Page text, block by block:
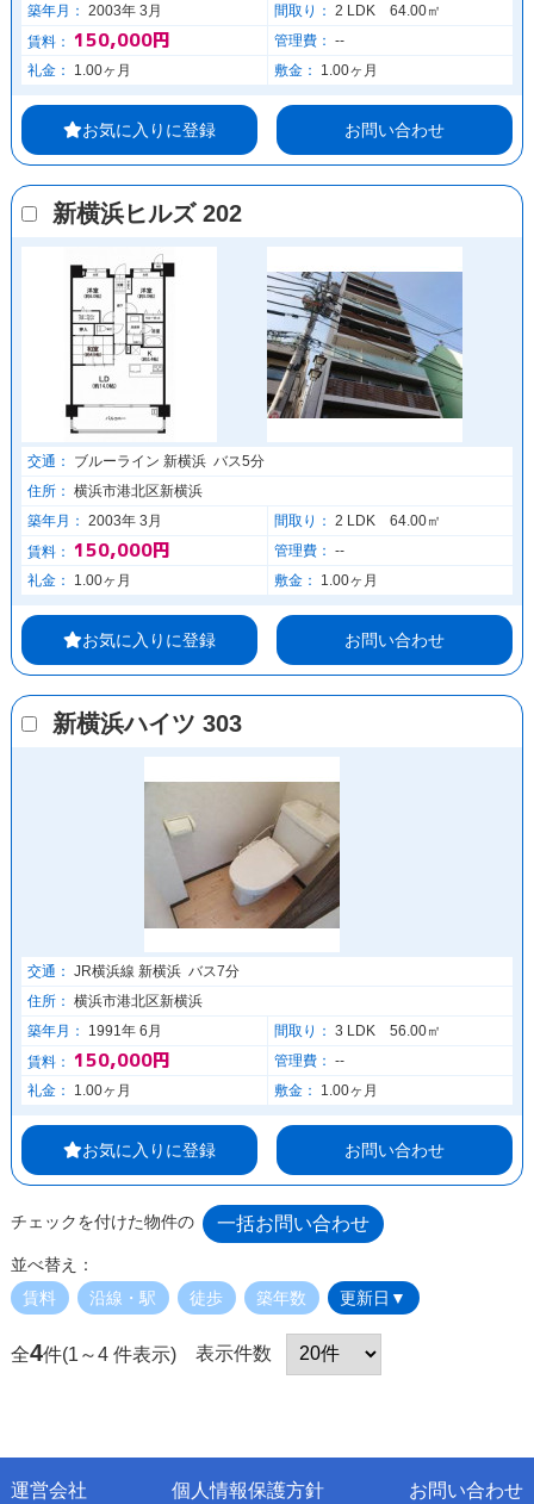
築年月： 2003年 3月 間取り： 2 LDK 64.00㎡
賃料： 150,000円 管理費： --
礼金：
1.00ヶ月 敷金： 1.00ヶ月
お気に入りに登録 お問い合わせ
新横浜ヒルズ 202
交通：
ブルーライン 新横浜 バス5分
住所： 横浜市港北区新横浜
築年月： 2003年 3月 間取り： 2 LDK 64.00㎡
賃料： 150,000円 管理費： --
礼金：
1.00ヶ月 敷金： 1.00ヶ月
お気に入りに登録 お問い合わせ
新横浜ハイツ 303
交通： JR横浜線 新横浜 バス7分
住所： 横浜市港北区新横浜
築年月：
1991年 6月 間取り： 3 LDK 56.00㎡
賃料： 150,000円 管理費： --
礼金：
1.00ヶ月 敷金： 1.00ヶ月
お気に入りに登録 お問い合わせ
チェックを付けた物件の
並べ替え：
賃料
沿線・駅 徒歩 築年数 更新日▼
全4件(1～4 件表示) 表示件数
運営会社 個人情報保護方針 お問い合わせ